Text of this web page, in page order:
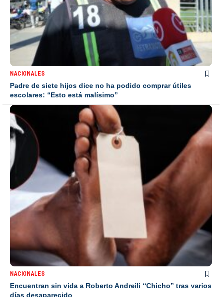
NACIONALES
Padre de siete hijos dice no ha podido comprar útiles
escolares: “Esto está malísimo”
NACIONALES
Encuentran sin vida a Roberto Andreili “Chicho” tras varios
días desaparecido